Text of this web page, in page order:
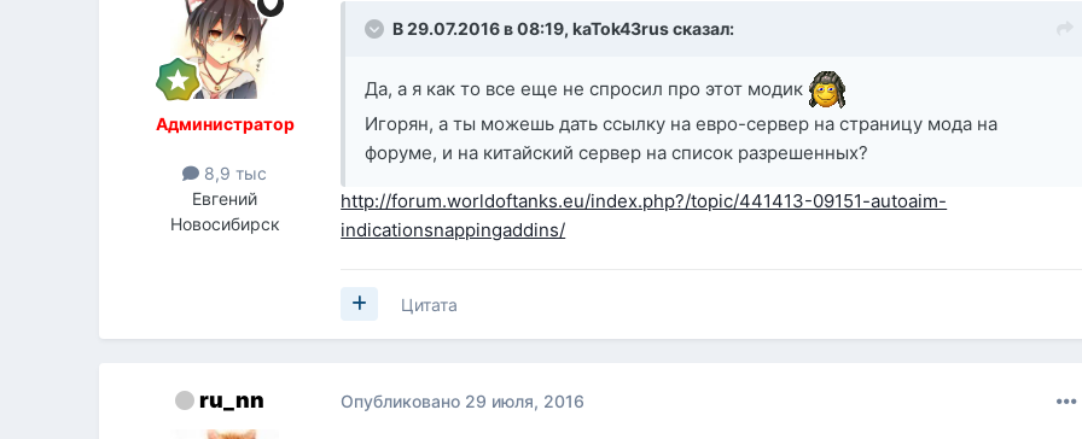
Администратор
8,9 тыс
Евгений
Новосибирск
В 29.07.2016 в 08:19,kaTok43rusсказал:
Да, а я как то все еще не спросил про этот модик
Игорян, а ты можешь дать ссылку на евро-сервер на страницу мода на
форуме, и на китайский сервер на список разрешенных?
http://forum.worldoftanks.eu/index.php?/topic/441413-09151-autoaim-
indicationsnappingaddins/
Цитата
ru_nn Опубликовано 29 июля, 2016